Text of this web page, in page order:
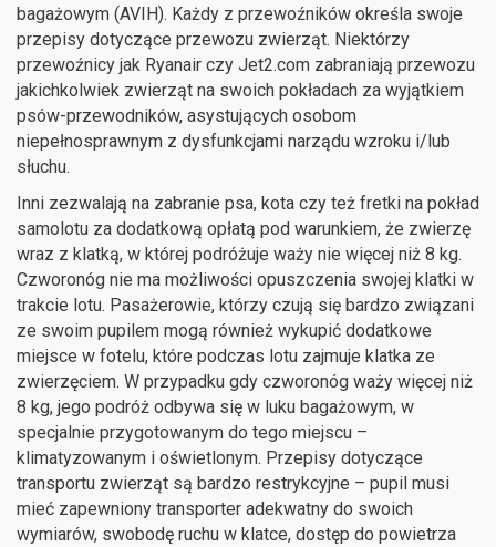
bagażowym (AVIH). Każdy z przewoźników określa swoje
przepisy dotyczące przewozu zwierząt. Niektórzy
przewoźnicy jak Ryanair czy Jet2.com zabraniają przewozu
jakichkolwiek zwierząt na swoich pokładach za wyjątkiem
psów-przewodników, asystujących osobom
niepełnosprawnym z dysfunkcjami narządu wzroku i/lub
słuchu.
Inni zezwalają na zabranie psa, kota czy też fretki na pokład
samolotu za dodatkową opłatą pod warunkiem, że zwierzę
wraz z klatką, w której podróżuje waży nie więcej niż 8 kg.
Czworonóg nie ma możliwości opuszczenia swojej klatki w
trakcie lotu. Pasażerowie, którzy czują się bardzo związani
ze swoim pupilem mogą również wykupić dodatkowe
miejsce w fotelu, które podczas lotu zajmuje klatka ze
zwierzęciem. W przypadku gdy czworonóg waży więcej niż
8 kg, jego podróż odbywa się w luku bagażowym, w
specjalnie przygotowanym do tego miejscu –
klimatyzowanym i oświetlonym. Przepisy dotyczące
transportu zwierząt są bardzo restrykcyjne – pupil musi
mieć zapewniony transporter adekwatny do swoich
wymiarów, swobodę ruchu w klatce, dostęp do powietrza